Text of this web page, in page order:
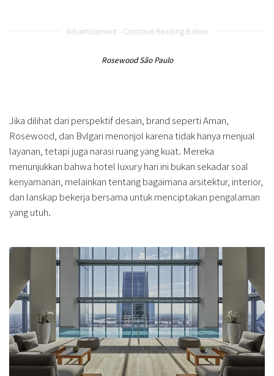
Advertisement - Continue Reading Below
Rosewood São Paulo
Jika dilihat dari perspektif desain, brand seperti Aman,
Rosewood, dan Bvlgari menonjol karena tidak hanya menjual
layanan, tetapi juga narasi ruang yang kuat. Mereka
menunjukkan bahwa hotel luxury hari ini bukan sekadar soal
kenyamanan, melainkan tentang bagaimana arsitektur, interior,
dan lanskap bekerja bersama untuk menciptakan pengalaman
yang utuh.